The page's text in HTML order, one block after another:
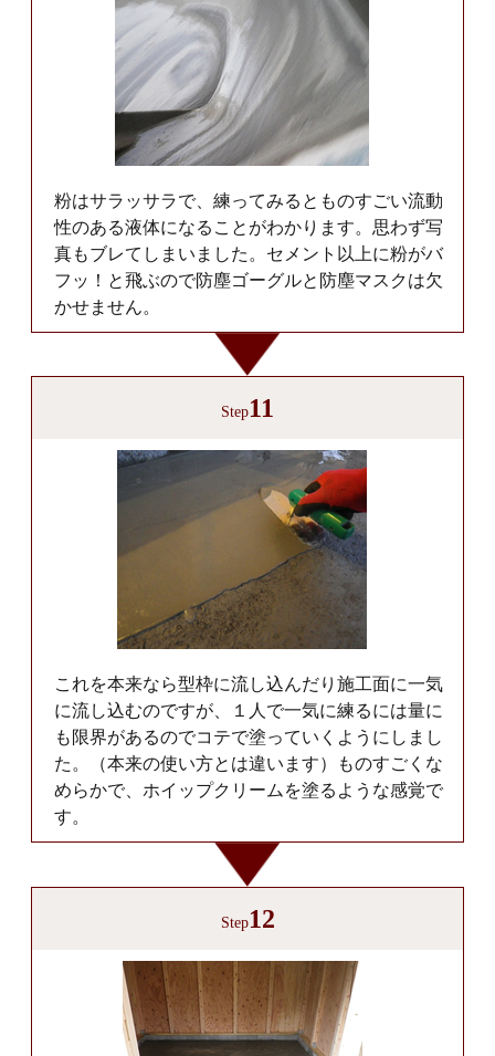
粉はサラッサラで、練ってみるとものすごい流動
性のある液体になることがわかります。思わず写
真もブレてしまいました。セメント以上に粉がバ
フッ！と飛ぶので防塵ゴーグルと防塵マスクは欠
かせません。
Step11
これを本来なら型枠に流し込んだり施工面に一気
に流し込むのですが、１人で一気に練るには量に
も限界があるのでコテで塗っていくようにしまし
た。（本来の使い方とは違います）ものすごくな
めらかで、ホイップクリームを塗るような感覚で
す。
Step12